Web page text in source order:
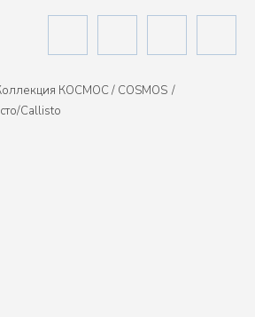
КОСМОС / COSMOS /
Callisto